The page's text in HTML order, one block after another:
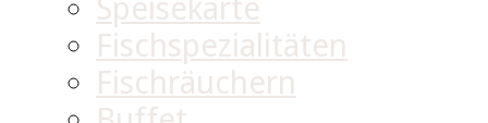
Speisekarte
Fischspezialitäten
Fischräuchern